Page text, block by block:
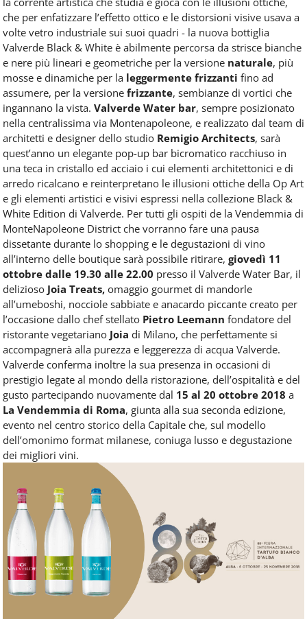
che per enfatizzare l’effetto ottico e le distorsioni visive usava a
volte vetro industriale sui suoi quadri - la nuova bottiglia
Valverde Black & White è abilmente percorsa da strisce bianche
e nere più lineari e geometriche per la versione naturale, più
mosse e dinamiche per la leggermente frizzanti fino ad
assumere, per la versione frizzante, sembianze di vortici che
ingannano la vista. Valverde Water bar, sempre posizionato
nella centralissima via Montenapoleone, e realizzato dal team di
architetti e designer dello studio Remigio Architects, sarà
quest’anno un elegante pop-up bar bicromatico racchiuso in
una teca in cristallo ed acciaio i cui elementi architettonici e di
arredo ricalcano e reinterpretano le illusioni ottiche della Op Art
e gli elementi artistici e visivi espressi nella collezione Black &
White Edition di Valverde. Per tutti gli ospiti de la Vendemmia di
MonteNapoleone District che vorranno fare una pausa
dissetante durante lo shopping e le degustazioni di vino
all’interno delle boutique sarà possibile ritirare, giovedì 11
ottobre dalle 19.30 alle 22.00 presso il Valverde Water Bar, il
delizioso Joia Treats, omaggio gourmet di mandorle
all’umeboshi, nocciole sabbiate e anacardo piccante creato per
l’occasione dallo chef stellato Pietro Leemann fondatore del
ristorante vegetariano Joia di Milano, che perfettamente si
accompagnerà alla purezza e leggerezza di acqua Valverde.
Valverde conferma inoltre la sua presenza in occasioni di
prestigio legate al mondo della ristorazione, dell’ospitalità e del
gusto partecipando nuovamente dal 15 al 20 ottobre 2018 a
La Vendemmia di Roma, giunta alla sua seconda edizione,
evento nel centro storico della Capitale che, sul modello
dell’omonimo format milanese, coniuga lusso e degustazione
dei migliori vini.